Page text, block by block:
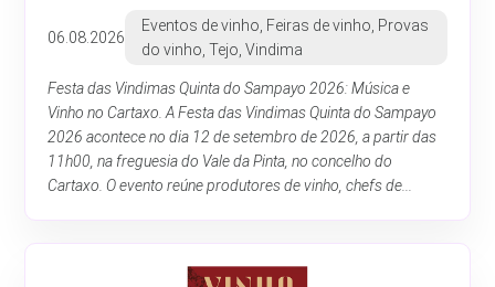
06.08.2026
Eventos de vinho, Feiras de vinho, Provas
do vinho, Tejo, Vindima
Festa das Vindimas Quinta do Sampayo 2026: Música e
Vinho no Cartaxo. A Festa das Vindimas Quinta do Sampayo
2026 acontece no dia 12 de setembro de 2026, a partir das
11h00, na freguesia do Vale da Pinta, no concelho do
Cartaxo. O evento reúne produtores de vinho, chefs de...